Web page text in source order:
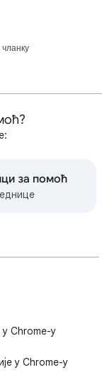
за помоћ
Chrome-у
у Chrome-у